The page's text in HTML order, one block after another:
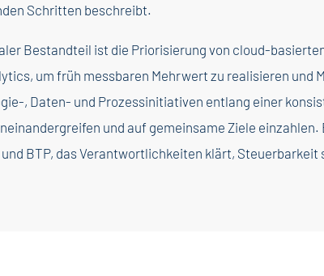
Schritten beschreibt.
Bestandteil ist die Priorisierung von cloud-
um früh messbaren Mehrwert zu realisieren
, Daten- und Prozessinitiativen entlang einer
und auf gemeinsame Ziele
und BTP, das Verantwortlichkeiten klärt,